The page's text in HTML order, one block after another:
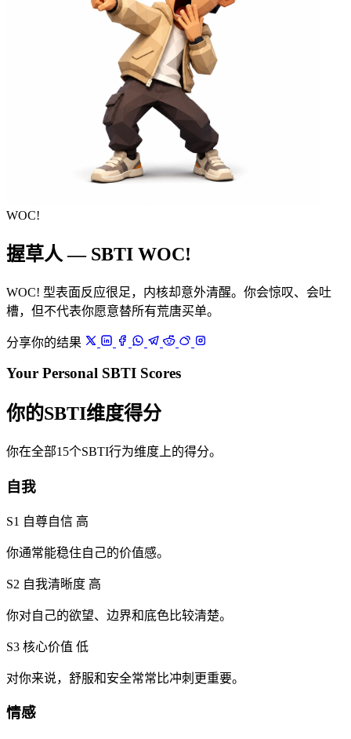
WOC!
握草人 — SBTI WOC!
WOC! 型表面反应很足，内核却意外清醒。你会惊叹、会吐
槽，但不代表你愿意替所有荒唐买单。
分享你的结果
Your Personal SBTI Scores
你的SBTI维度得分
你在全部15个SBTI行为维度上的得分。
自我
S1 自尊自信 高
你通常能稳住自己的价值感。
S2 自我清晰度 高
你对自己的欲望、边界和底色比较清楚。
S3 核心价值 低
对你来说，舒服和安全常常比冲刺更重要。
情感